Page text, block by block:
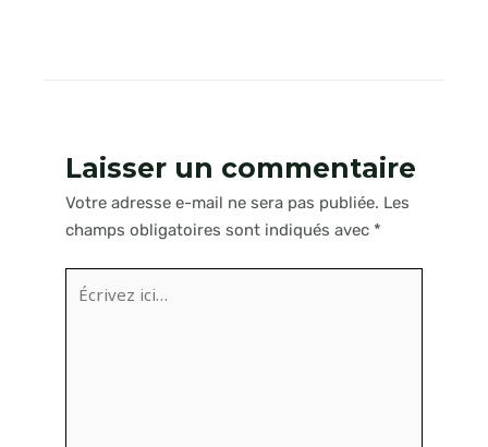
Laisser un commentaire
Votre adresse e-mail ne sera pas publiée. Les
champs obligatoires sont indiqués avec *
ici…